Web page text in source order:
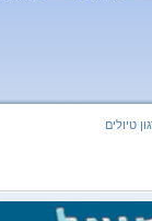
טיולים